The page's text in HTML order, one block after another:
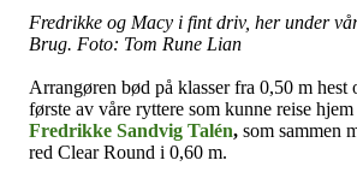
Fredrikke og Macy i fint driv, her under
Brug. Foto: Tom Rune Lian
Arrangøren bød på klasser fra 0,50 m
første av våre ryttere som kunne reise
Fredrikke Sandvig Talén, som sammen
red Clear Round i 0,60 m.